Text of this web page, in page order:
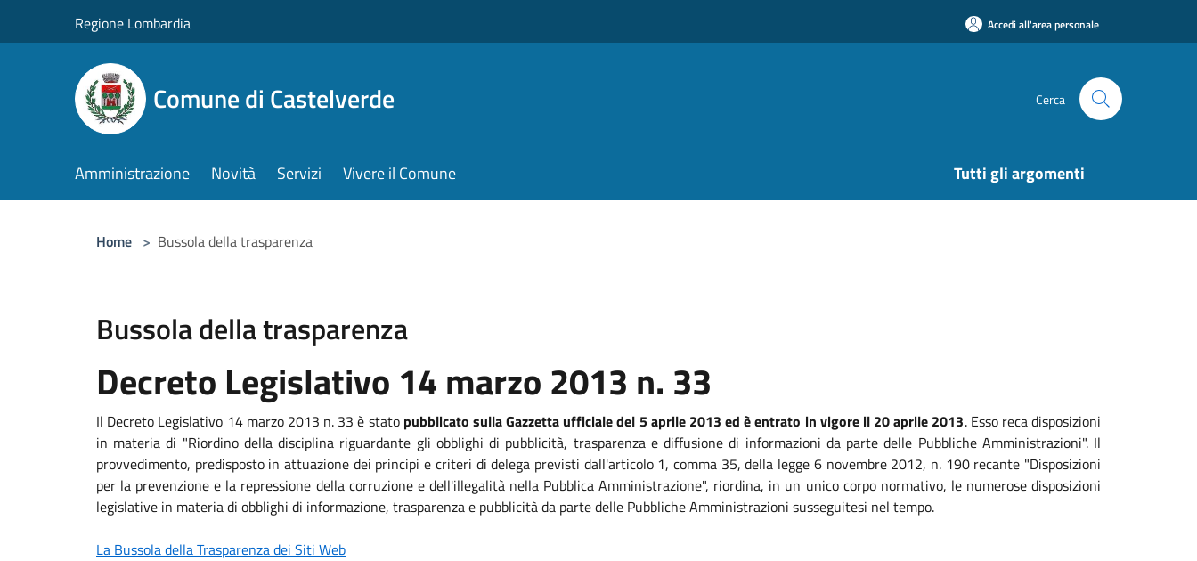
Regione Lombardia Accedi all'area personale
Comune di Castelverde Cerca
Amministrazione Novità Servizi Vivere il Comune Tutti gli argomenti
Home > Bussola della trasparenza
Bussola della trasparenza
Decreto Legislativo 14 marzo 2013 n. 33
Il Decreto Legislativo 14 marzo 2013 n. 33 è stato pubblicato sulla Gazzetta ufficiale del 5 aprile 2013 ed è entrato in vigore il 20 aprile 2013. Esso reca disposizioni
in materia di "Riordino della disciplina riguardante gli obblighi di pubblicità, trasparenza e diffusione di informazioni da parte delle Pubbliche Amministrazioni". Il
provvedimento, predisposto in attuazione dei principi e criteri di delega previsti dall'articolo 1, comma 35, della legge 6 novembre 2012, n. 190 recante "Disposizioni
per la prevenzione e la repressione della corruzione e dell'illegalità nella Pubblica Amministrazione", riordina, in un unico corpo normativo, le numerose disposizioni
legislative in materia di obblighi di informazione, trasparenza e pubblicità da parte delle Pubbliche Amministrazioni susseguitesi nel tempo.
La Bussola della Trasparenza dei Siti Web